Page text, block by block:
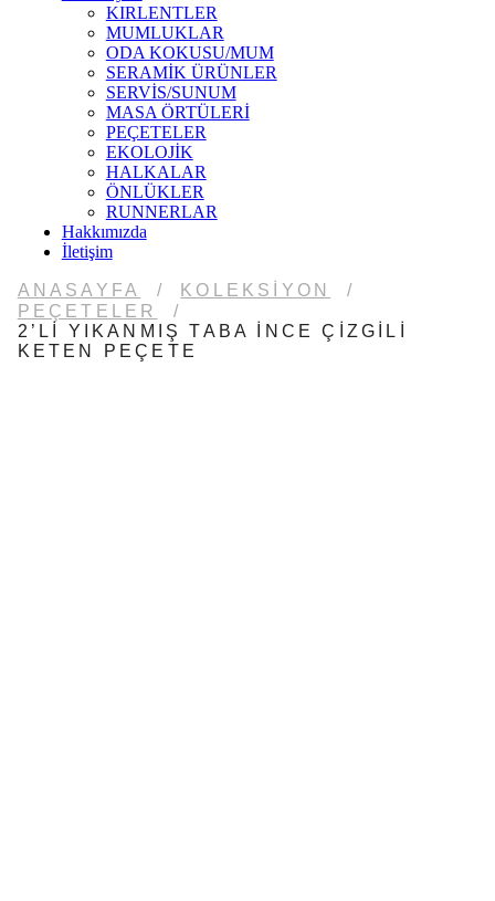
KIRLENTLER
MUMLUKLAR
ODA KOKUSU/MUM
SERAMİK ÜRÜNLER
SERVİS/SUNUM
MASA ÖRTÜLERİ
PEÇETELER
EKOLOJİK
HALKALAR
ÖNLÜKLER
RUNNERLAR
Hakkımızda
İletişim
ANASAYFA / KOLEKSIYON
/
PEÇETELER
/
2’LI YIKANMIŞ TABA İNCE ÇIZGILI
KETEN PEÇETE